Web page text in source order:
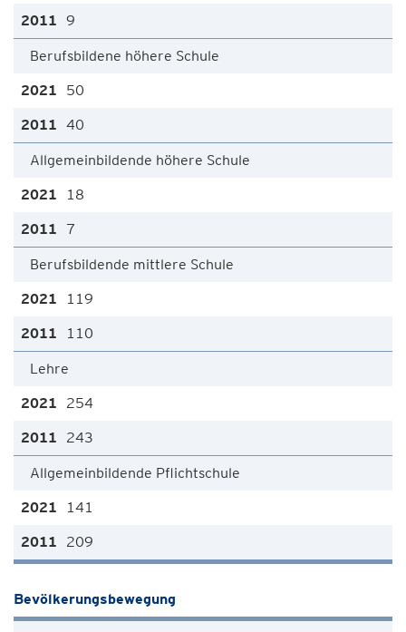
9
Berufsbildene höhere Schule
50
40
Allgemeinbildende höhere Schule
18
7
Berufsbildende mittlere Schule
119
110
Lehre
254
243
Allgemeinbildende Pflichtschule
141
209
Bevölkerungsbewegung